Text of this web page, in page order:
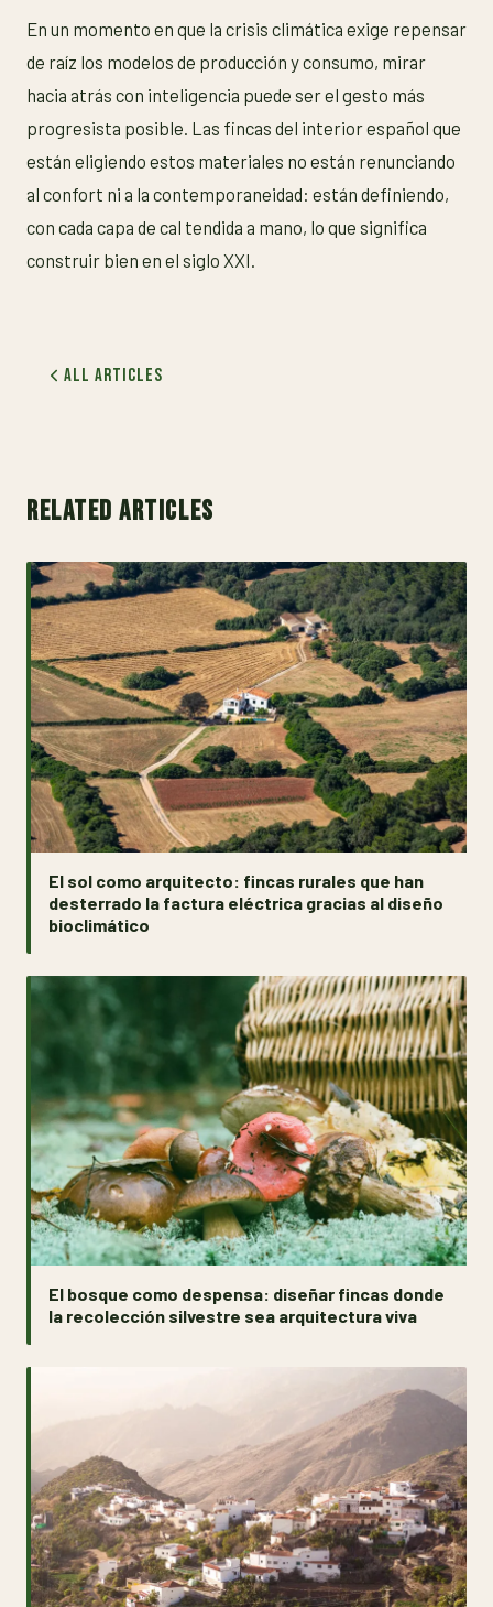
En un momento en que la crisis climática exige repensar
de raíz los modelos de producción y consumo, mirar
hacia atrás con inteligencia puede ser el gesto más
progresista posible. Las fincas del interior español que
están eligiendo estos materiales no están renunciando
al confort ni a la contemporaneidad: están definiendo,
con cada capa de cal tendida a mano, lo que significa
construir bien en el siglo XXI.
All Articles
RELATED ARTICLES
El sol como arquitecto: fincas rurales que han
desterrado la factura eléctrica gracias al diseño
bioclimático
El bosque como despensa: diseñar fincas donde
la recolección silvestre sea arquitectura viva